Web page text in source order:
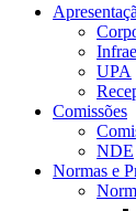
UPA
Comissões
NDE
Normas e